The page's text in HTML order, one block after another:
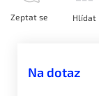
Na dotaz
Zeptat se Hlídat